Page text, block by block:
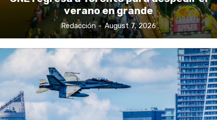
CNE regresa a Toronto para despedir el
verano en grande
Redacción - August 7, 2026